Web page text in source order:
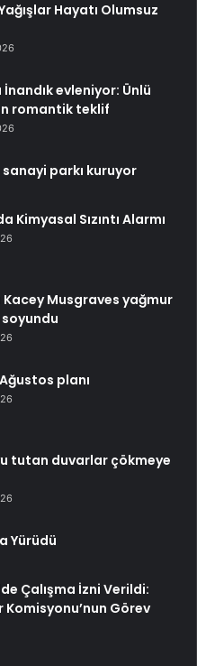
Hayatı Olumsuz
İnandık evleniyor: Ünlü
romantik teklif
parkı kuruyor
Kimyasal Sızıntı Alarmı
Kacey Musgraves yağmur
planı
tutan duvarlar çökmeye
Yürüdü
Çalışma İzni Verildi:
Komisyonu’nun Görev